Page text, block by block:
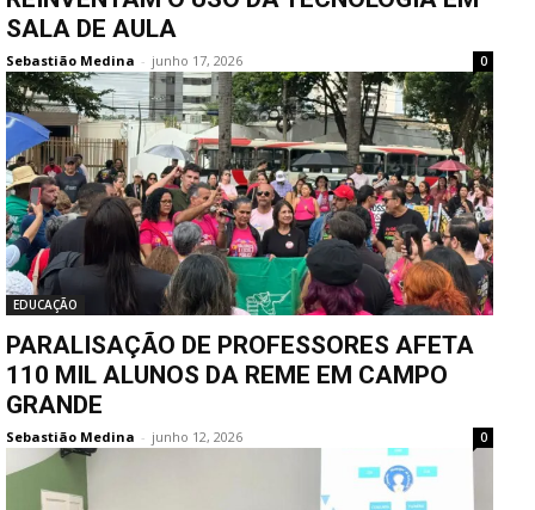
SALA DE AULA
Sebastião Medina - junho 17, 2026 0
EDUCAÇÃO
PARALISAÇÃO DE PROFESSORES AFETA
110 MIL ALUNOS DA REME EM CAMPO
GRANDE
Sebastião Medina - junho 12, 2026 0